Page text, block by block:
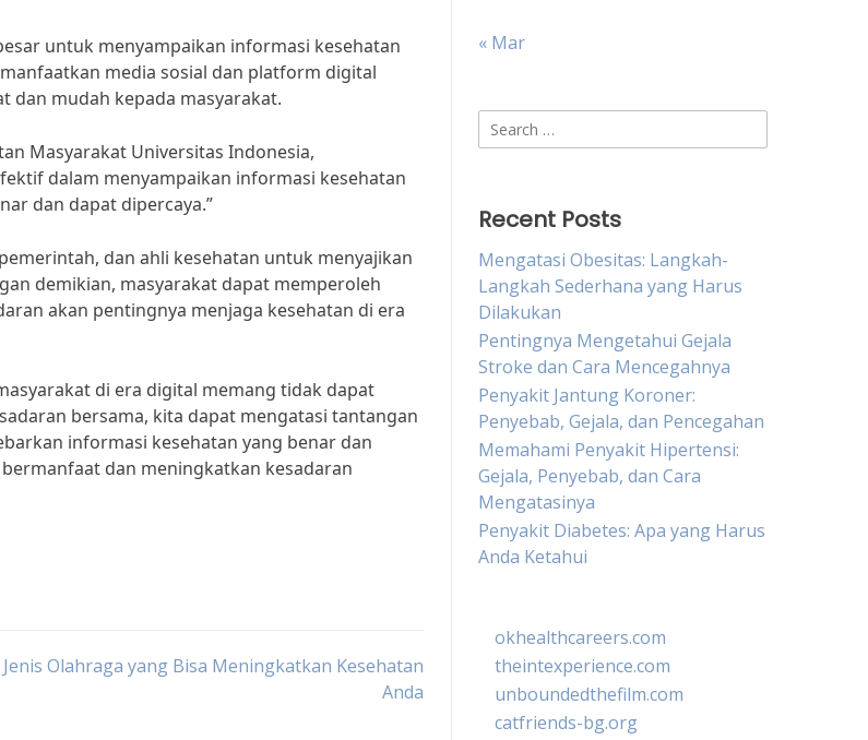
untuk menyampaikan informasi kesehatan
media sosial dan platform digital
dan mudah kepada masyarakat.
Masyarakat Universitas Indonesia,
dalam menyampaikan informasi kesehatan
dan dapat dipercaya.”
dan ahli kesehatan untuk menyajikan
demikian, masyarakat dapat memperoleh
akan pentingnya menjaga kesehatan di era
di era digital memang tidak dapat
bersama, kita dapat mengatasi tantangan
informasi kesehatan yang benar dan
dan meningkatkan kesadaran
Jenis Olahraga yang Bisa Meningkatkan Kesehatan
Anda
« Mar
Search
for:
Recent Posts
Mengatasi Obesitas: Langkah-
Langkah Sederhana yang Harus
Dilakukan
Pentingnya Mengetahui Gejala
Stroke dan Cara Mencegahnya
Penyakit Jantung Koroner:
Penyebab, Gejala, dan Pencegahan
Memahami Penyakit Hipertensi:
Gejala, Penyebab, dan Cara
Mengatasinya
Penyakit Diabetes: Apa yang Harus
Anda Ketahui
okhealthcareers.com
theintexperience.com
unboundedthefilm.com
catfriends-bg.org